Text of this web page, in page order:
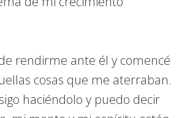
rendirme ante él y comencé
cosas que me aterraban.
haciéndolo y puedo decir